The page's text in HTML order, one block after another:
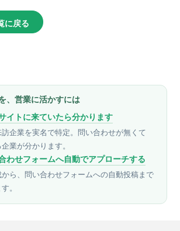
に戻る
、営業に活かすには
イトに来ていたら分かります
企業を実名で特定。問い合わせが無くて
業が分かります。
わせフォームへ自動でアプローチする
ら、問い合わせフォームへの自動投稿まで
。